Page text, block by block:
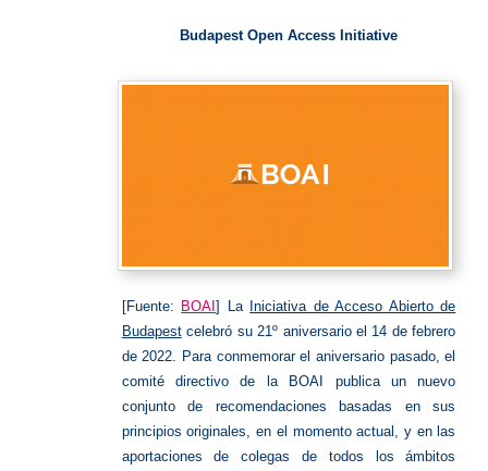
Budapest Open Access Initiative
[Fuente: BOAI] La
Iniciativa de Acceso Abierto de
Budapestcelebró su 21º aniversario el 14 de febrero
de 2022. Para conmemorar el aniversario pasado, el
comité directivo de la BOAI publica un nuevo
conjunto de recomendaciones basadas en sus
principios originales, en el momento actual, y en las
aportaciones de colegas de todos los ámbitos